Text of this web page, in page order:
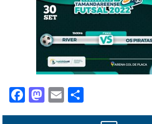
Facebook
Mastodon
Email